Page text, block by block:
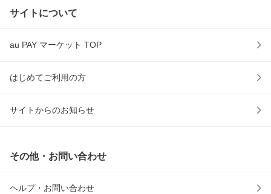
サイトについて
au PAY マーケット TOP
はじめてご利用の方
サイトからのお知らせ
その他・お問い合わせ
ヘルプ・お問い合わせ